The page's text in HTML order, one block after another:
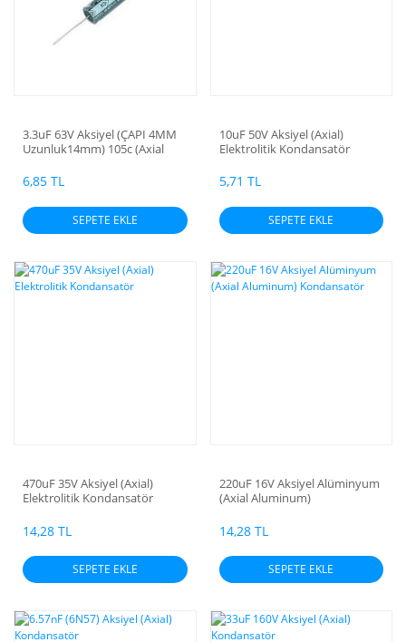
3.3uF 63V Aksiyel (ÇAPI 4MM
Uzunluk14mm) 105c (Axial
6,85 TL
SEPETE EKLE
10uF 50V Aksiyel (Axial)
Elektrolitik Kondansatör
5,71 TL
SEPETE EKLE
470uF 35V Aksiyel (Axial)
Elektrolitik Kondansatör
14,28 TL
SEPETE EKLE
220uF 16V Aksiyel Alüminyum
(Axial Aluminum)
14,28 TL
SEPETE EKLE